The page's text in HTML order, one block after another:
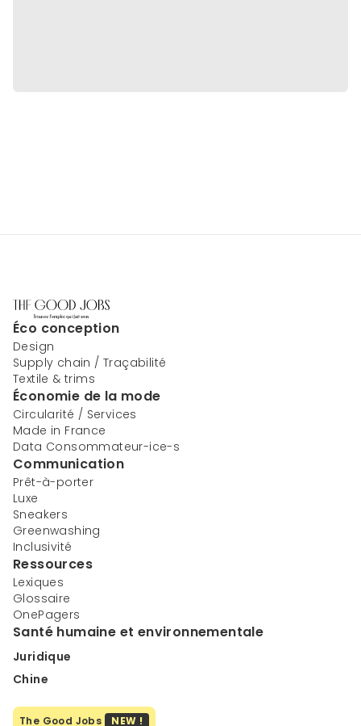
Éco conception
Design
Supply chain / Traçabilité
Textile & trims
Économie de la mode
Circularité / Services
Made in France
Data Consommateur-ice-s
Communication
Prêt-à-porter
Luxe
Sneakers
Greenwashing
Inclusivité
Ressources
Lexiques
Glossaire
OnePagers
Santé humaine et environnementale
Juridique
Chine
The Good Jobs NEW !